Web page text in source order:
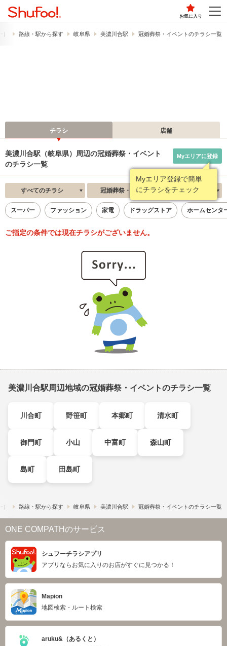
お気に入り
路線・駅から探す 岐阜県 美濃川合駅 冠婚葬祭・イベントのチラシ一覧
チラシ 店舗
美濃川合駅（岐阜県）周辺の冠婚葬祭・イベント
のチラシ一覧
Myエリア登録で簡単
にチラシをチェック
Myエリアに登録
すべてのチラシ 冠婚葬祭・イベント 新着順
スーパー ファッション 家電 ドラッグストア ホームセンタ
ご指定の条件では現在チラシがございません。
美濃川合駅周辺地域の冠婚葬祭・イベントのチラシ一覧
川合町 野笹町 本郷町 清水町
御門町 小山 中富町 森山町
島町 田島町
路線・駅から探す 岐阜県 美濃川合駅 冠婚葬祭・イベントのチラシ一覧
ONE COMPATHのサービス
シュフーチラシアプリ
アプリならお気に入りのお店がすぐに見つかる！
Mapion
地図検索・ルート検索
aruku&（あるくと）